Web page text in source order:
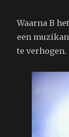
Waarna B
een
te verhogen.